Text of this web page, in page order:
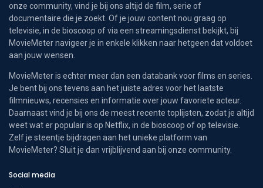
onze community, vind je bij ons altijd de film, serie of
documentaire die je zoekt. Of je jouw content nou graag op
televisie, in de bioscoop of via een streamingsdienst bekijkt, bij
MovieMeter navigeer je in enkele klikken naar hetgeen dat voldoet
aan jouw wensen.
MovieMeter is echter meer dan een databank voor films en series.
Je bent bij ons tevens aan het juiste adres voor het laatste
filmnieuws, recensies en informatie over jouw favoriete acteur.
Daarnaast vind je bij ons de meest recente toplijsten, zodat je altijd
weet wat er populair is op Netflix, in de bioscoop of op televisie.
Zelf je steentje bijdragen aan het unieke platform van
MovieMeter? Sluit je dan vrijblijvend aan bij onze community.
Social media